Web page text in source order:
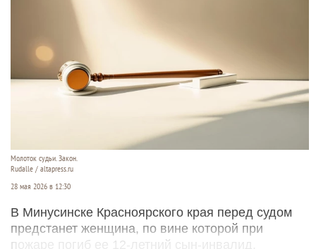
Молоток судьи. Закон.
Rudalle / altapress.ru
28 мая 2026 в 12:30
В Минусинске Красноярского края перед судом
предстанет женщина, по вине которой при
пожаре погиб ее 12‑летний сын‑инвалид.